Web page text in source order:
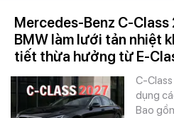
Mercedes-Benz C-
BMW làm lưới tản nhiệt
tiết thừa hưởng từ E-
C-
dụng
Bao